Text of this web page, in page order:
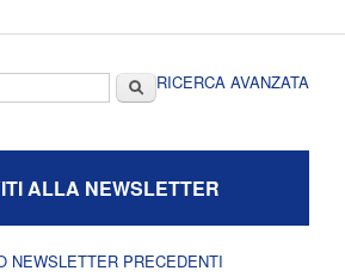
CercaRICERCA AVANZATA
ALLA NEWSLETTER
NEWSLETTER PRECEDENTI